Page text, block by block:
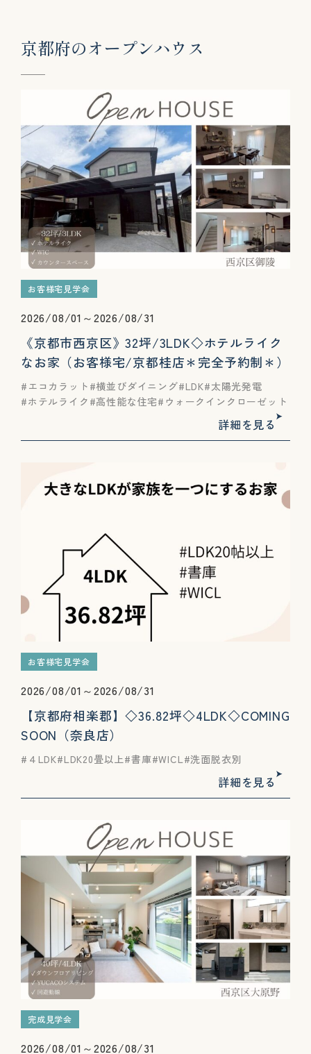
京都府のオープンハウ ス
お客様宅見学会
2026/08/01～2026/08/31
《京都市西京区》32坪/3LDK◇ホテルライク
なお家（お客様宅/京都桂店＊完全予約制＊）
エコカラット 横並びダイニング LDK 太陽光発電
ホテルライク
高性能な住宅 ウォークインクローゼット
詳細を見る
お客様宅見学会
2026/08/01～2026/08/31
【京都府相楽郡】◇36.82坪◇4LDK◇COMING
SOON（奈良店）
４LDK LDK20畳以上 書庫 WICL 洗面脱衣別
詳細を見る
完成見学会
2026/08/01～2026/08/31